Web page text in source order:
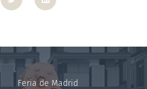
Feria de Madrid